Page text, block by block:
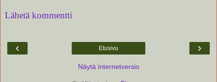
Lähetä kommentti
‹ ›
Etusivu
Näytä internetversio